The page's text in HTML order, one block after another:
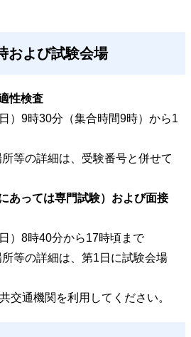
および試験会場
性検査
）9時30分（集合時間9時）から1
等の詳細は、受験番号と併せて
あっては専門試験）および面接
）8時40分から17時頃まで
等の詳細は、第1日に試験会場
交通機関を利用してください。